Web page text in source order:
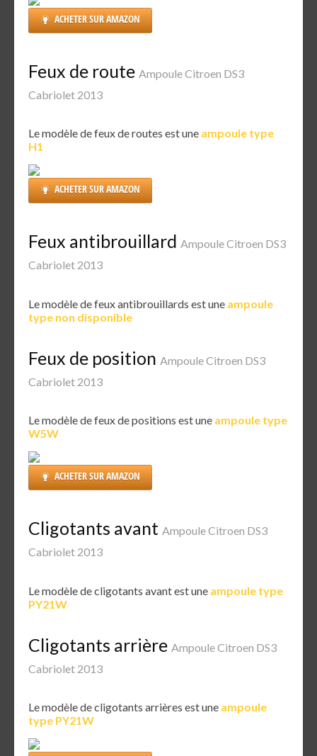
ACHETER SUR AMAZON
Feux de route Ampoule Citroen DS3
Cabriolet 2013
Le modèle de feux de routes est une ampoule type
H1
ACHETER SUR AMAZON
Feux antibrouillard Ampoule Citroen DS3
Cabriolet 2013
Le modèle de feux antibrouillards est une ampoule
type non disponible
Feux de position Ampoule Citroen DS3
Cabriolet 2013
Le modèle de feux de positions est une ampoule type
W5W
ACHETER SUR AMAZON
Cligotants avant Ampoule Citroen DS3
Cabriolet 2013
Le modèle de cligotants avant est une ampoule type
PY21W
Cligotants arrière Ampoule Citroen DS3
Cabriolet 2013
Le modèle de cligotants arrières est une ampoule
type PY21W